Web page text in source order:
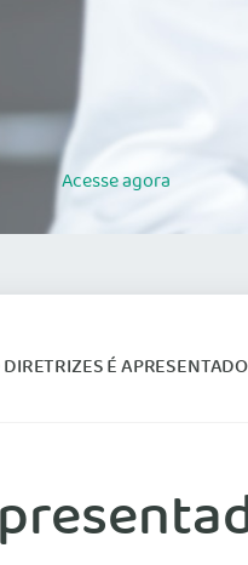
Acesseagora
É